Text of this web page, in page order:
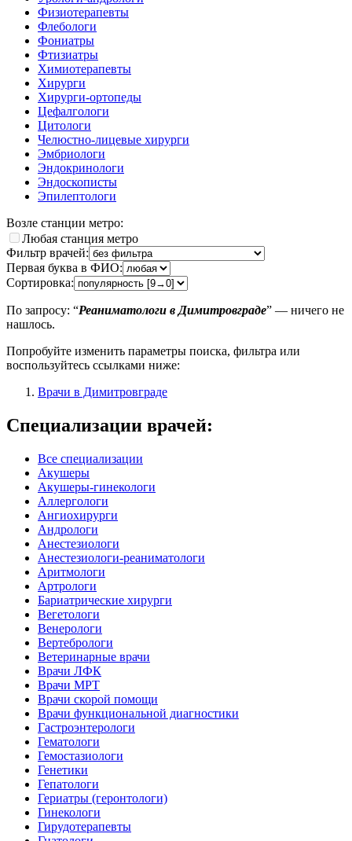
Физиотерапевты
Флебологи
Фониатры
Фтизиатры
Химиотерапевты
Хирурги
Хирурги-ортопеды
Цефалгологи
Цитологи
Челюстно-лицевые хирурги
Эмбриологи
Эндокринологи
Эндоскописты
Эпилептологи
Возле станции метро:
Любая станция метро
Фильтр врачей:
Первая буква в ФИО:
Сортировка:
По запросу: “Реаниматологи в Димитровграде” — ничего не
нашлось.
Попробуйте изменить параметры поиска, фильтра или
воспользуйтесь ссылками ниже:
Врачи в Димитровграде
Специализации врачей:
Все специализации
Акушеры
Акушеры-гинекологи
Аллергологи
Ангиохирурги
Андрологи
Анестезиологи
Анестезиологи-реаниматологи
Аритмологи
Артрологи
Бариатрические хирурги
Вегетологи
Венерологи
Вертебрологи
Ветеринарные врачи
Врачи ЛФК
Врачи МРТ
Врачи скорой помощи
Врачи функциональной диагностики
Гастроэнтерологи
Гематологи
Гемостазиологи
Генетики
Гепатологи
Гериатры (геронтологи)
Гинекологи
Гирудотерапевты